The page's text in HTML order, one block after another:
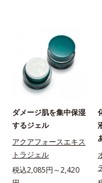
ダメージ肌を集中保湿
するジェル
アクアフォースエキス
トラジェル
税込2,085円～2,420